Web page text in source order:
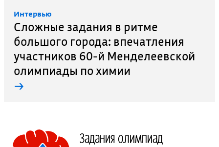
Интервью
Сложные задания в ритме
большого города: впечатления
участников 60-й Менделеевской
олимпиады по химии
→
Задания олимпиад